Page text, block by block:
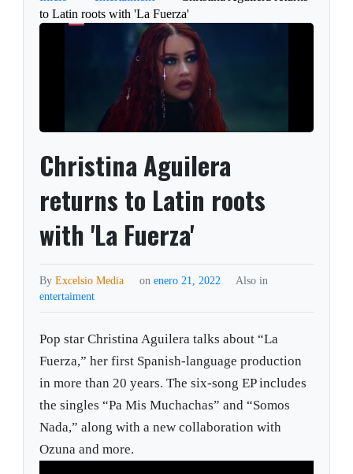
to Latin roots with 'La Fuerza'
Christina Aguilera
returns to Latin roots
with 'La Fuerza'
ByExcelsio Media on enero 21, 2022
Also in
entertaiment
Pop star Christina Aguilera talks about “La
Fuerza,” her first Spanish-language production
in more than 20 years. The six-song EP includes
the singles “Pa Mis Muchachas” and “Somos
Nada,” along with a new collaboration with
Ozuna and more.